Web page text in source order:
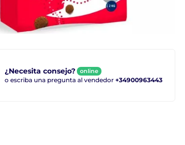
¿Necesita consejo? online
o escriba una pregunta al vendedor +34900963443